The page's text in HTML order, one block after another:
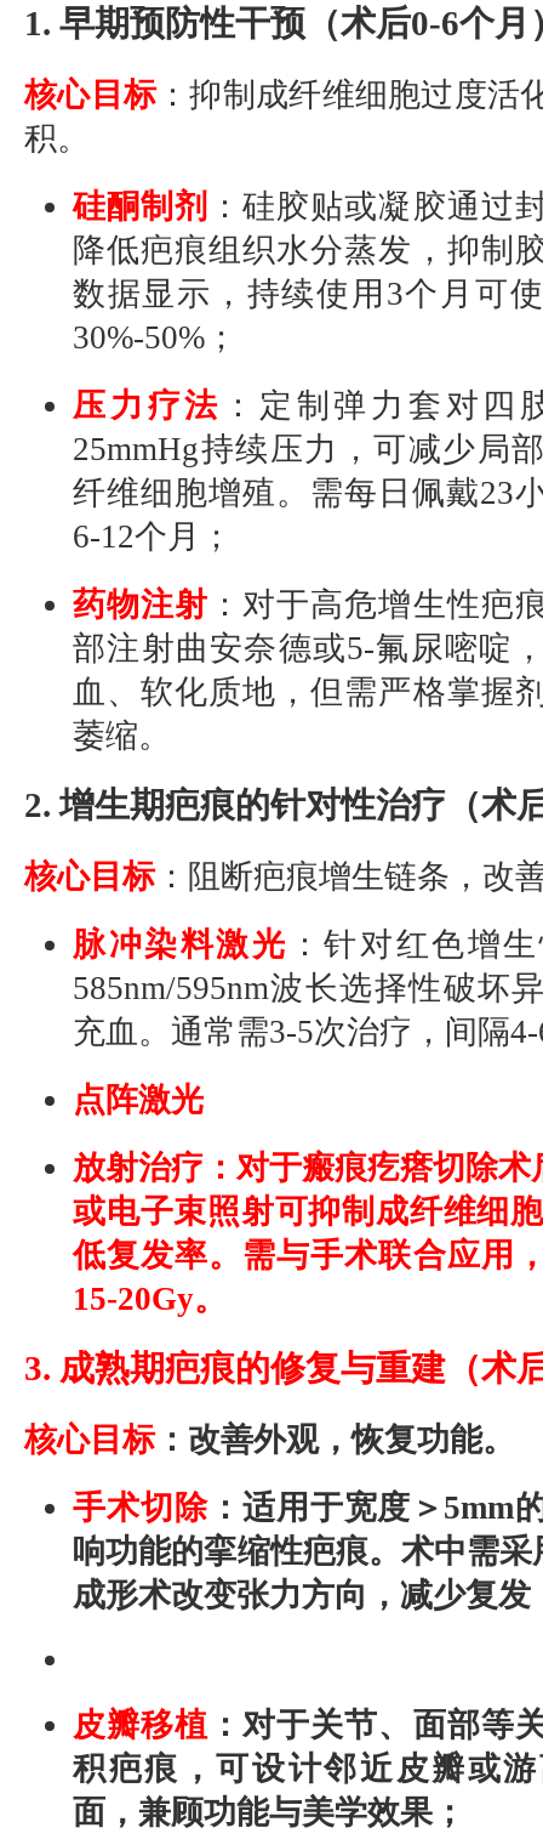
1. 早期预防性干预（术后0-6个月
核心目标：抑制成纤维细胞过度活
积。
硅酮制剂 ：硅胶贴或凝胶通过
降低疤痕组织水分蒸发，抑制
数据显示，持续使用3个月可
30%-50%；
压力疗法 ：定制弹力套对四
25mmHg持续压力，可减少局
纤维细胞增殖。需每日佩戴23
6-12个月；
药物注射 ：对于高危增生性疤
部注射曲安奈德或5-氟尿嘧啶
血、软化质地，但需严格掌握
萎缩。
2. 增生期疤痕的针对性治疗（术
核心目标：阻断疤痕增生链条，改
脉冲染料激光 ：针对红色增
585nm/595nm波长选择性破坏
充血。通常需3-5次治疗，间隔
点阵激光
放射治疗 ：对于瘢痕疙瘩切除
或电子束照射可抑制成纤维细
低复发率。需与手术联合应用
15-20Gy。
3. 成熟期疤痕的修复与重建（术
核心目标：改善外观，恢复功能。
手术切除：适用于宽度＞5mm
响功能的挛缩性疤痕。术中需
成形术改变张力方向，减少复发
皮瓣移植 ：对于关节、面部等
积疤痕，可设计邻近皮瓣或
面，兼顾功能与美学效果；